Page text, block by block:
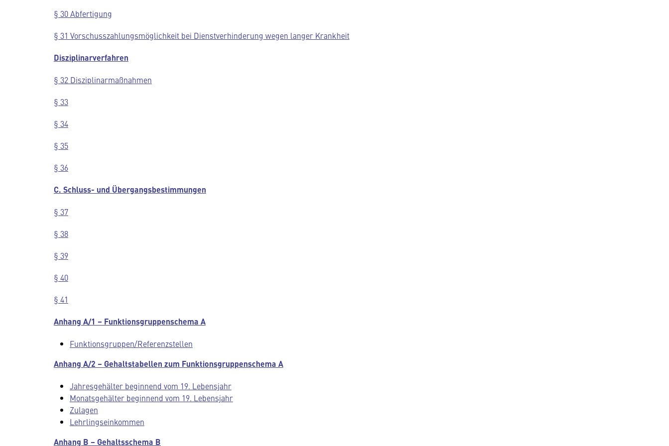
§ 30 Abfertigung
§ 31 Vorschusszahlungsmöglichkeit bei Dienstverhinderung wegen langer Krankheit
Disziplinarverfahren
§ 32 Disziplinarmaßnahmen
§ 33
§ 34
§ 35
§ 36
C. Schluss- und Übergangsbestimmungen
§ 37
§ 38
§ 39
§ 40
§ 41
Anhang A/1 – Funktionsgruppenschema A
Funktionsgruppen/Referenzstellen
Anhang A/2 – Gehaltstabellen zum Funktionsgruppenschema A
Jahresgehälter beginnend vom 19. Lebensjahr
Monatsgehälter beginnend vom 19. Lebensjahr
Zulagen
Lehrlingseinkommen
Anhang B – Gehaltsschema B